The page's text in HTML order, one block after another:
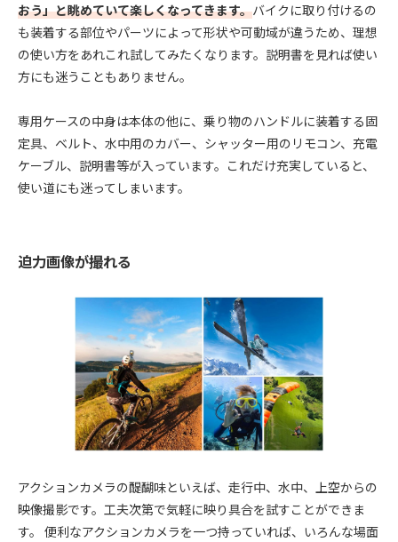
おう」と眺めていて楽しくなってきます。バイクに取り付けるの
も装着する部位やパーツによって形状や可動域が違うため、理想
の使い方をあれこれ試してみたくなります。説明書を見れば使い
方にも迷うこともありません。
専用ケースの中身は本体の他に、乗り物のハンドルに装着する固
定具、ベルト、水中用のカバー、シャッター用のリモコン、充電
ケーブル、説明書等が入っています。これだけ充実していると、
使い道にも迷ってしまいます。
迫力画像が撮れる
アクションカメラの醍醐味といえば、走行中、水中、上空からの
映像撮影です。工夫次第で気軽に映り具合を試すことができま
す。 便利なアクションカメラを一つ持っていれば、いろんな場面